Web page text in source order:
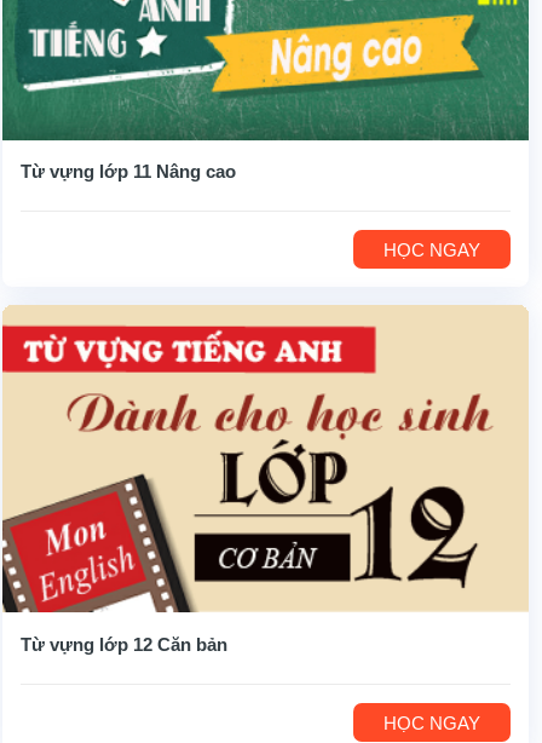
Từ vựng lớp 11 Nâng cao
HỌC NGAY
Từ vựng lớp 12 Căn bản
HỌC NGAY